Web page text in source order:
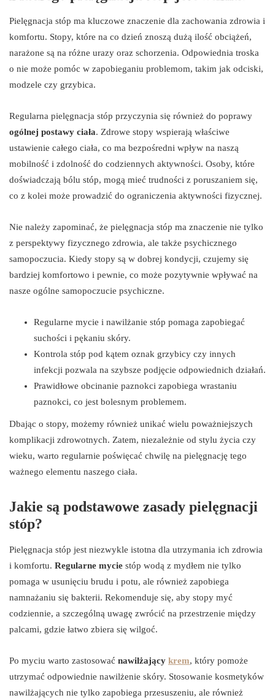
Pielęgnacja stóp ma kluczowe znaczenie dla zachowania zdrowia i
komfortu. Stopy, które na co dzień znoszą dużą ilość obciążeń,
narażone są na różne urazy oraz schorzenia. Odpowiednia troska
o nie może pomóc w zapobieganiu problemom, takim jak odciski,
modzele czy grzybica.
Regularna pielęgnacja stóp przyczynia się również do poprawy
ogólnej postawy ciała. Zdrowe stopy wspierają właściwe
ustawienie całego ciała, co ma bezpośredni wpływ na naszą
mobilność i zdolność do codziennych aktywności. Osoby, które
doświadczają bólu stóp, mogą mieć trudności z poruszaniem się,
co z kolei może prowadzić do ograniczenia aktywności fizycznej.
Nie należy zapominać, że pielęgnacja stóp ma znaczenie nie tylko
z perspektywy fizycznego zdrowia, ale także psychicznego
samopoczucia. Kiedy stopy są w dobrej kondycji, czujemy się
bardziej komfortowo i pewnie, co może pozytywnie wpływać na
nasze ogólne samopoczucie psychiczne.
Regularne mycie i nawilżanie stóp pomaga zapobiegać
suchości i pękaniu skóry.
Kontrola stóp pod kątem oznak grzybicy czy innych
infekcji pozwala na szybsze podjęcie odpowiednich działań.
Prawidłowe obcinanie paznokci zapobiega wrastaniu
paznokci, co jest bolesnym problemem.
Dbając o stopy, możemy również unikać wielu poważniejszych
komplikacji zdrowotnych. Zatem, niezależnie od stylu życia czy
wieku, warto regularnie poświęcać chwilę na pielęgnację tego
ważnego elementu naszego ciała.
Jakie są podstawowe zasady pielęgnacji
stóp?
Pielęgnacja stóp jest niezwykle istotna dla utrzymania ich zdrowia
i komfortu. Regularne mycie stóp wodą z mydłem nie tylko
pomaga w usunięciu brudu i potu, ale również zapobiega
namnażaniu się bakterii. Rekomenduje się, aby stopy myć
codziennie, a szczególną uwagę zwrócić na przestrzenie między
palcami, gdzie łatwo zbiera się wilgoć.
Po myciu warto zastosować nawilżający krem, który pomoże
utrzymać odpowiednie nawilżenie skóry. Stosowanie kosmetyków
nawilżających nie tylko zapobiega przesuszeniu, ale również